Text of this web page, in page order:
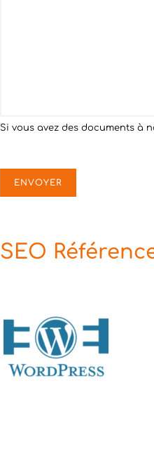
Si vous avez des documents à
ENVOYER
SEO